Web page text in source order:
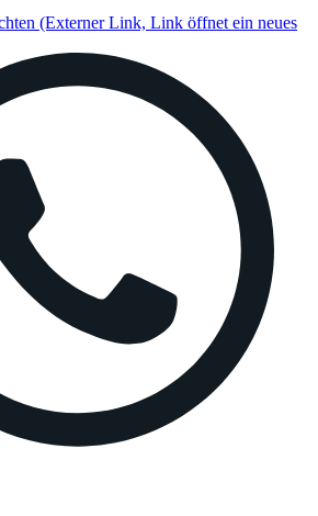
(Externer Link, Link öffnet ein neues